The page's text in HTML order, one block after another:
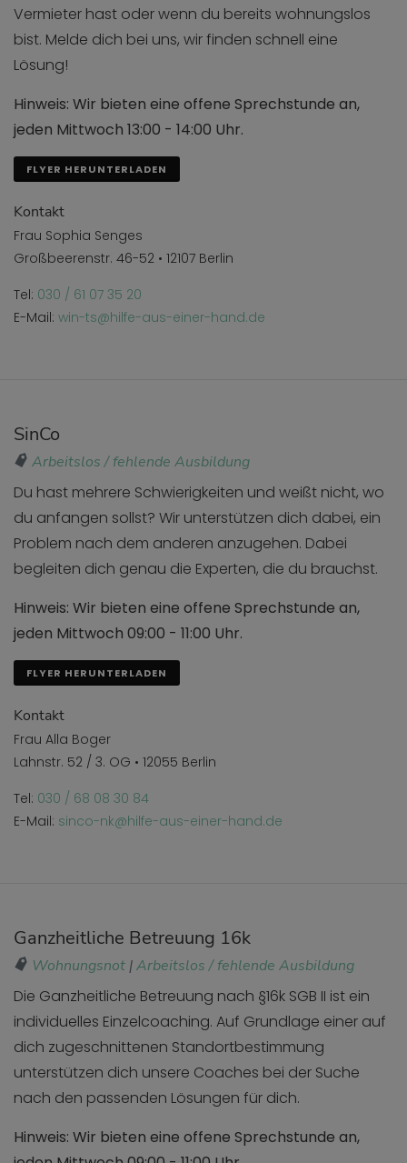
Vermieter hast oder wenn du bereits wohnungslos
bist. Melde dich bei uns, wir finden schnell eine
Lösung!
Hinweis: Wir bieten eine offene Sprechstunde an,
jeden Mittwoch 13:00 - 14:00 Uhr.
FLYER HERUNTERLADEN
Kontakt
Frau Sophia Senges
Großbeerenstr. 46-52 • 12107 Berlin
Tel: 030 / 61 07 35 20
E-Mail: win-ts@hilfe-aus-einer-hand.de
SinCo
Arbeitslos / fehlende Ausbildung
Du hast mehrere Schwierigkeiten und weißt nicht, wo
du anfangen sollst? Wir unterstützen dich dabei, ein
Problem nach dem anderen anzugehen. Dabei
begleiten dich genau die Experten, die du brauchst.
Hinweis: Wir bieten eine offene Sprechstunde an,
jeden Mittwoch 09:00 - 11:00 Uhr.
FLYER HERUNTERLADEN
Kontakt
Frau Alla Boger
Lahnstr. 52 / 3. OG • 12055 Berlin
Tel: 030 / 68 08 30 84
E-Mail: sinco-nk@hilfe-aus-einer-hand.de
Ganzheitliche Betreuung 16k
Wohnungsnot |Arbeitslos / fehlende Ausbildung
Die Ganzheitliche Betreuung nach §16k SGB II ist ein
individuelles Einzelcoaching. Auf Grundlage einer auf
dich zugeschnittenen Standortbestimmung
unterstützen dich unsere Coaches bei der Suche
nach den passenden Lösungen für dich.
Hinweis: Wir bieten eine offene Sprechstunde an,